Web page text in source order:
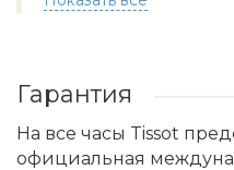
Гарантия
На все часы Tissot
официальная